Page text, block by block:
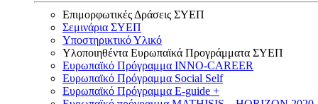
Επιμορφωτικές Δράσεις ΣΥΕΠ
Σεμινάρια ΣΥΕΠ
Υποστηρικτικό Υλικό
Υλοποιηθέντα Ευρωπαϊκά Προγράμματα ΣΥΕΠ
Ευρωπαϊκό Πρόγραμμα INNO-CAREER
Ευρωπαϊκό Πρόγραμμα Social Self
Ευρωπαϊκό Πρόγραμμα E-guide +